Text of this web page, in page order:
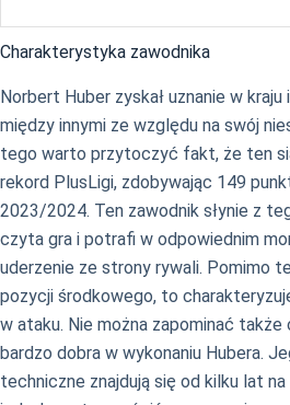
Charakterystyka zawodnika
Norbert Huber zyskał uznanie w
między innymi ze względu na swój
tego warto przytoczyć fakt, że ten
rekord PlusLigi, zdobywając 149
2023/2024. Ten zawodnik słynie z
czyta gra i potrafi w odpowiednim
uderzenie ze strony rywali. Pomimo
pozycji środkowego, to
w ataku. Nie można zapominać
bardzo dobra w wykonaniu Hubera.
techniczne znajdują się od kilku lat